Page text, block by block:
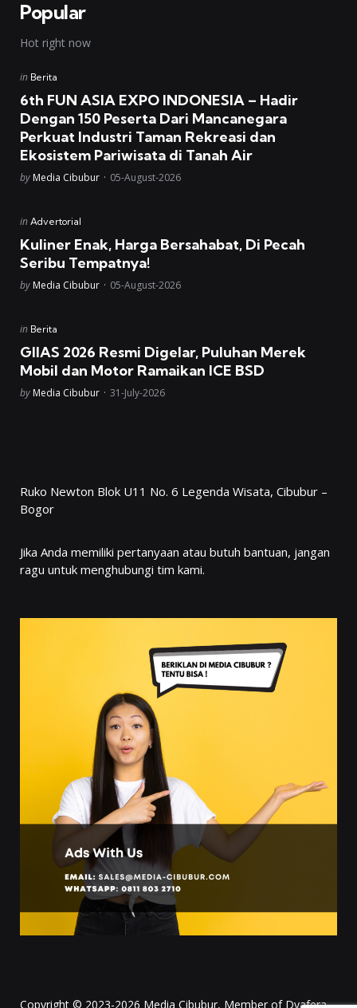
Popular
Hot right now
Posted
in Berita
6th FUN ASIA EXPO INDONESIA – Hadir
Dengan 150 Peserta Dari Mancanegara
Perkuat Industri Taman Rekreasi dan
Ekosistem Pariwisata di Tanah Air
Posted
by Media Cibubur 05-August-2026
Posted
in Advertorial
Kuliner Enak, Harga Bersahabat, Di Pecah
Seribu Tempatnya!
Posted
by Media Cibubur 05-August-2026
Posted
in Berita
GIIAS 2026 Resmi Digelar, Puluhan Merek
Mobil dan Motor Ramaikan ICE BSD
Posted
by Media Cibubur 31-July-2026
Ruko Newton Blok U11 No. 6 Legenda Wisata, Cibubur –
Bogor
Jika Anda memiliki pertanyaan atau butuh bantuan, jangan
ragu untuk menghubungi tim kami.
Copyright © 2023-2026 Media Cibubur, Member of Dyafera